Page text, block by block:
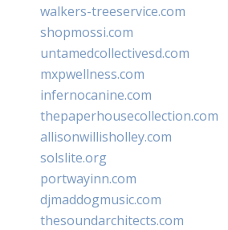
walkers-treeservice.com
shopmossi.com
untamedcollectivesd.com
mxpwellness.com
infernocanine.com
thepaperhousecollection.com
allisonwillisholley.com
solslite.org
portwayinn.com
djmaddogmusic.com
thesoundarchitects.com